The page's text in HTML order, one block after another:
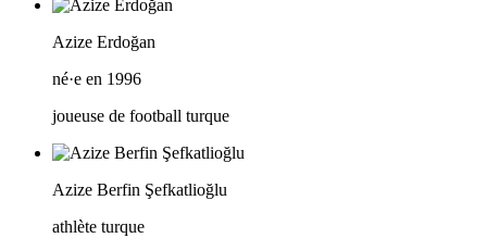
Azize Erdoğan
né·e en 1996
joueuse de football turque
Azize Berfin Şefkatlioğlu
athlète turque